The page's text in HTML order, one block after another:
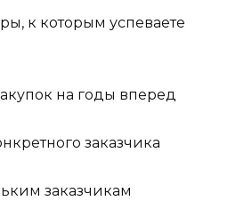
к которым успеваете
на годы вперед
заказчика
заказчикам